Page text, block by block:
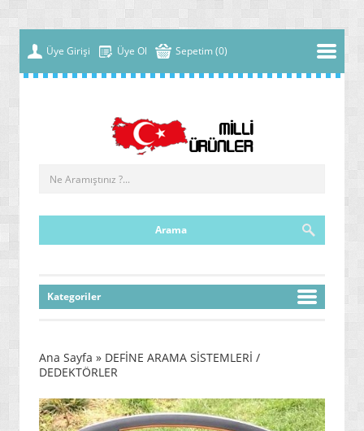
Üye Girişi Üye Ol Sepetim (0)
Kategoriler
» ÇOK FONKSİYONLU MAKİNELER
» YAZILIMLAR
Ana Sayfa » DEFİNE ARAMA SİSTEMLERİ /
DEDEKTÖRLER